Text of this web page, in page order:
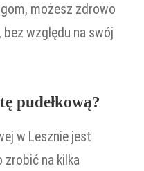
możesz zdrowo
względu na swój
pudełkową?
w Lesznie jest
zrobić na kilka